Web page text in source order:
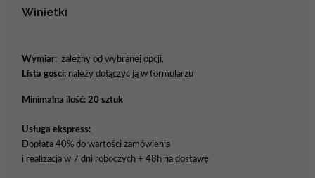
Winietki
Wymiar: zależny od wybranej opcji.
Lista gości: należy dołączyć ją w formularzu
Minimalna ilość: 20 sztuk
Usługa ekspress:
Dopłata 40% do wartości zamówienia
i realizacja w 7 dni roboczych + 48h na dostawę